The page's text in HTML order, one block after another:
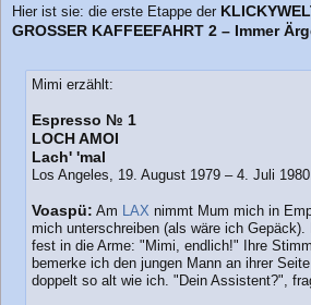
Hier ist sie: die erste Etappe der
GROSSER KAFFEEFAHRT 2 – Immer
Mimi erzählt:
Espresso № 1
LOCH AMOI
Lach' 'mal
Los Angeles, 19. August 1979 – 4. Juli 1980.
Voaspü: Am LAX nimmt Mum mich in
mich unterschreiben (als wäre ich
fest in die Arme: "Mimi, endlich!" Ihre
bemerke ich den jungen Mann an ihrer
doppelt so alt wie ich. "Dein Assistent?",